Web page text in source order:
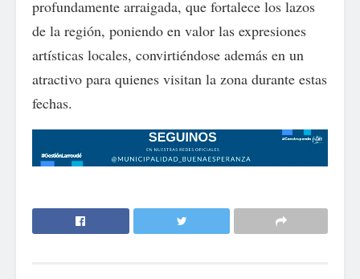
profundamente arraigada, que fortalece los lazos
de la región, poniendo en valor las expresiones
artísticas locales, convirtiéndose además en un
atractivo para quienes visitan la zona durante estas
fechas.